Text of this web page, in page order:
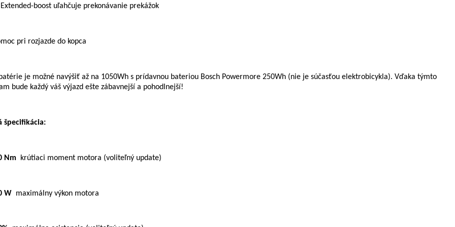
boost uľahčuje prekonávanie prekážok
pri rozjazde do kopca
je možné navýšiť až na 1050Wh s prídavnou bateriou Bosch Powermore 250Wh (nie je súčasťou elektrobicykla). Vďaka týmto
bude každý váš výjazd ešte zábavnejší a pohodlnejší!
špecifikácia:
Nm krútiaci moment motora (voliteľný update)
W maximálny výkon motora